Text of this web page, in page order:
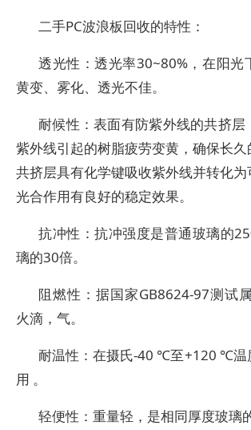
二手PC波浪板回收的特性：
透光性：透光率30~80%，在阳光
黄变、雾化、透光不佳。
耐候性：表面有防紫外线的共挤
紫外线引起的树脂疲劳变黄，确保长
共挤层具有化学键吸收紫外线并转化
光合作用有良好的稳定效果。
抗冲性：抗冲强度是普通玻璃的
璃的30倍。
阻燃性：据国家GB8624-97测试
火滴，气。
耐温性：在摄氏-40 ℃至+120 ℃温
用 。
轻便性：重量轻，是相同厚度玻璃